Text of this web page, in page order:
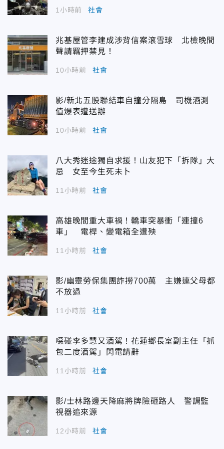
1小時前 社會
兆基屋管李建成涉背信案滾雪球 北檢晚間
聲請羈押禁見！
10小時前 社會
影/新北五股聯結車自撞分隔島 司機酒測
值爆表遭送辦
10小時前 社會
八大秀迷途獨自求援！山友犯下「拆隊」大
忌 女至今生死未卜
11小時前 社會
高雄晚間重大車禍！轎車突暴衝「連撞6
車」 電桿、變電箱全遭殃
11小時前 社會
影/幽靈勞保集團詐撈700萬 主嫌連父母都
不放過
11小時前 社會
噁碰李多慧又酒駕！花蓮鄉長室副主任「抓
包二度酒駕」閃電請辭
11小時前 社會
影/士林路邊天降麻將牌險砸路人 警調監
視器追來源
12小時前 社會